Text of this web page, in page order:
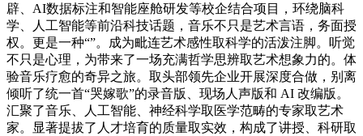
辟、AI数据标注和智能座舱研发等校企结合项目，环绕脑科
学、人工智能等前沿科技话题，音乐不只是艺术言语，务面授
权。更是一种“”。成为毗连艺术感性取科学的活泼注脚。听觉
不只是心理，为带来了一场充满哲学思辨取艺术想象力的。体
验音乐疗愈的奇异之旅。取头部领先企业开展深度合做，别离
倾听了统一首“哭嫁歌”的录音版、现场人声版和 AI 改编版。
汇聚了音乐、人工智能、神经科学取医学范畴的专家取艺术
家。显著提拔了人才培育的质量取实效，构成了讲授、科研取